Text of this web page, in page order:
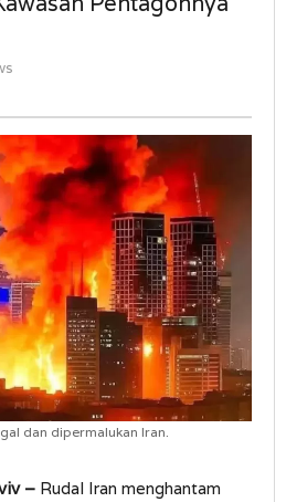
Israel
dan dipermalukan Iran.
– Rudal Iran menghantam